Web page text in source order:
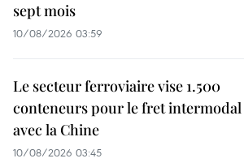
sept mois
10/08/2026 03:59
Le secteur ferroviaire vise 1.500
conteneurs pour le fret intermodal
avec la Chine
10/08/2026 03:45